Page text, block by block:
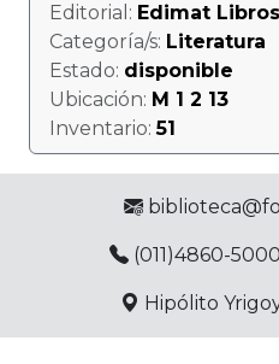
Editorial: Edimat Libros
Categoría/s: Literatura
Estado: disponible
Ubicación: M 1 2 13
Inventario:51
(011)4860-
Hipólito